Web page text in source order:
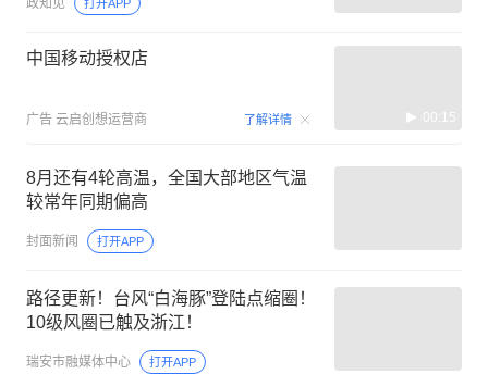
政知见 打开APP
中国移动授权店
广告 云启创想运营商 了解详情 00:15
8月还有4轮高温，全国大部地区气温
较常年同期偏高
封面新闻 打开APP
路径更新！台风“白海豚”登陆点缩圈！
10级风圈已触及浙江！
瑞安市融媒体中心 打开APP